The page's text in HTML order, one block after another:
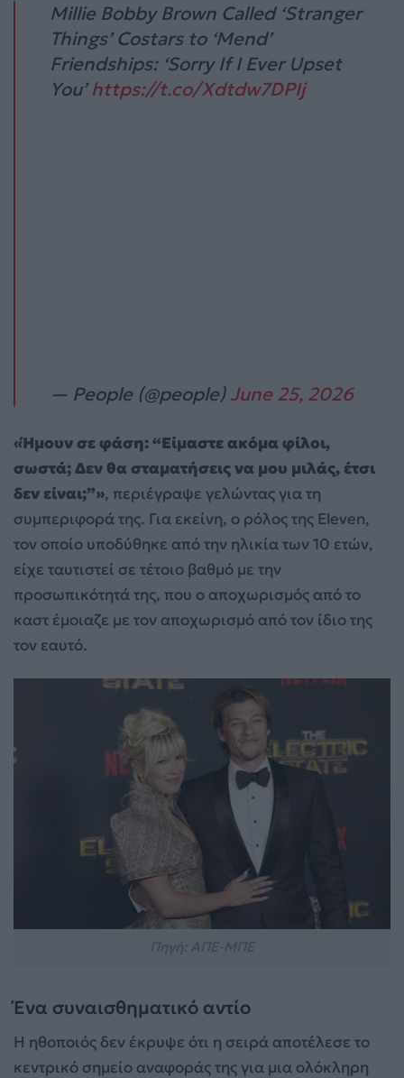
Millie Bobby Brown Called ‘Stranger
Things’ Costars to ‘Mend’
Friendships: ‘Sorry If I Ever Upset
You’https://t.co/Xdtdw7DPIj
— People (@people)June 25, 2026
«Ήμουν σε φάση: “Είμαστε ακόμα φίλοι,
σωστά; Δεν θα σταματήσεις να μου μιλάς, έτσι
δεν είναι;”», περιέγραψε γελώντας για τη
συμπεριφορά της. Για εκείνη, ο ρόλος της Eleven,
τον οποίο υποδύθηκε από την ηλικία των 10 ετών,
είχε ταυτιστεί σε τέτοιο βαθμό με την
προσωπικότητά της, που ο αποχωρισμός από το
καστ έμοιαζε με τον αποχωρισμό από τον ίδιο της
τον εαυτό.
Ένα συναισθηματικό αντίο
Η ηθοποιός δεν έκρυψε ότι η σειρά αποτέλεσε το
κεντρικό σημείο αναφοράς της για μια ολόκληρη